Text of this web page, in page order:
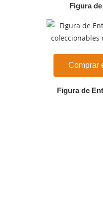
Figura
Comprar
Figura de